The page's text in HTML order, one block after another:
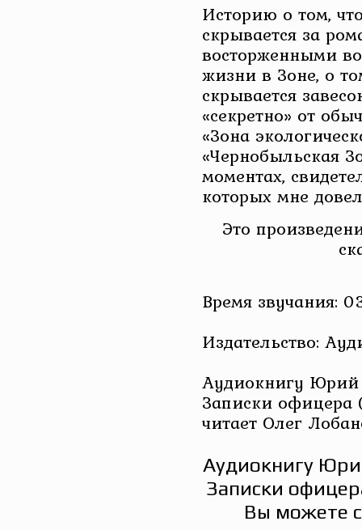
Историю о том,
скрывается за
восторженными
жизни в Зоне, о
скрывается
«секретно» от
«Зона
«Чернобыльская
моментах,
которых мне
Это
Время звучания:
Издательство:
Аудиокнигу Юрий
Записки офицера
читает Олег
Аудиокнигу
Записки
Вы можете